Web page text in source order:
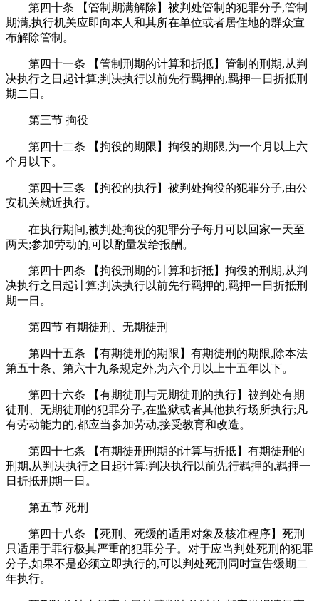
第四十条 【管制期满解除】被判处管制的犯罪分子,管制
期满,执行机关应即向本人和其所在单位或者居住地的群众宣
布解除管制。
第四十一条 【管制刑期的计算和折抵】管制的刑期,从判
决执行之日起计算;判决执行以前先行羁押的,羁押一日折抵刑
期二日。
第三节 拘役
第四十二条 【拘役的期限】拘役的期限,为一个月以上六
个月以下。
第四十三条 【拘役的执行】被判处拘役的犯罪分子,由公
安机关就近执行。
在执行期间,被判处拘役的犯罪分子每月可以回家一天至
两天;参加劳动的,可以酌量发给报酬。
第四十四条 【拘役刑期的计算和折抵】拘役的刑期,从判
决执行之日起计算;判决执行以前先行羁押的,羁押一日折抵刑
期一日。
第四节 有期徒刑、无期徒刑
第四十五条 【有期徒刑的期限】有期徒刑的期限,除本法
第五十条、第六十九条规定外,为六个月以上十五年以下。
第四十六条 【有期徒刑与无期徒刑的执行】被判处有期
徒刑、无期徒刑的犯罪分子,在监狱或者其他执行场所执行;凡
有劳动能力的,都应当参加劳动,接受教育和改造。
第四十七条 【有期徒刑刑期的计算与折抵】有期徒刑的
刑期,从判决执行之日起计算;判决执行以前先行羁押的,羁押一
日折抵刑期一日。
第五节 死刑
第四十八条 【死刑、死缓的适用对象及核准程序】死刑
只适用于罪行极其严重的犯罪分子。对于应当判处死刑的犯罪
分子,如果不是必须立即执行的,可以判处死刑同时宣告缓期二
年执行。